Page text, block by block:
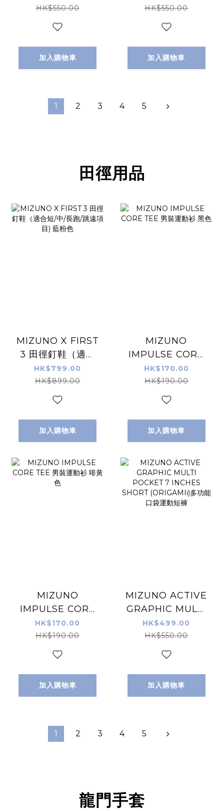
HK$550.00
加入購物車
HK$550.00
加入購物車
1 2 3 4 5
田徑用品
MIZUNO X FIRST
3 田徑釘鞋（適合
短/中/長跑/跳遠項
目) 藍粉色
HK$799.00
HK$899.00
加入購物車
MIZUNO
IMPULSE CORE
TEE 男裝運動衫 黑
色
HK$170.00
HK$190.00
加入購物車
MIZUNO
IMPULSE CORE
TEE 男裝運動衫 啡
黃色
HK$170.00
HK$190.00
加入購物車
MIZUNO ACTIVE
GRAPHIC MULTI
POCKET 7
INCHES SHORT
(ORIGAMIi)多功能
HK$499.00
HK$550.00
加入購物車
1 2 3 4 5
龍門手套